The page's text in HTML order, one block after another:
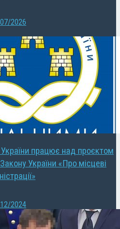
2026
України працює над проєктом
України «Про місцеві
2024